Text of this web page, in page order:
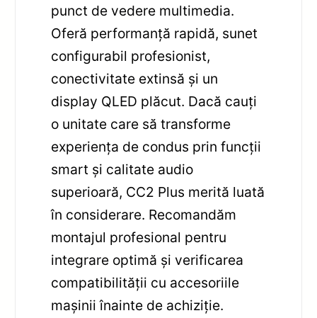
punct de vedere multimedia.
Oferă performanță rapidă, sunet
configurabil profesionist,
conectivitate extinsă și un
display QLED plăcut. Dacă cauți
o unitate care să transforme
experiența de condus prin funcții
smart și calitate audio
superioară, CC2 Plus merită luată
în considerare. Recomandăm
montajul profesional pentru
integrare optimă și verificarea
compatibilității cu accesoriile
mașinii înainte de achiziție.